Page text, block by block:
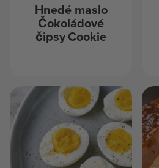
Hnedé maslo
Čokoládové
čipsy Cookie